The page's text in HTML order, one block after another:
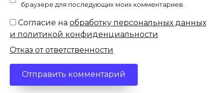
браузере для последующих моих комментариев.
Согласие на обработку персональных данных
и политикой конфиденциальности
Отказ от ответственности